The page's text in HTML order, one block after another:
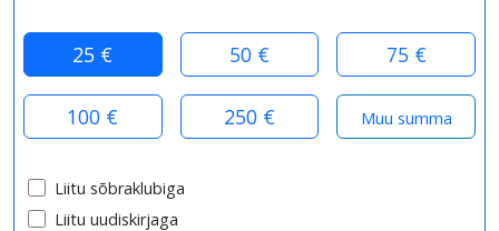
25 € 50 € 75 €
100 € 250 €
Liitu sõbraklubiga
Liitu uudiskirjaga